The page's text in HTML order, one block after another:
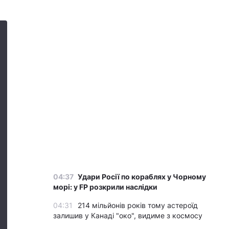
04:37 Удари Росії по кораблях у Чорному
морі: у FP розкрили наслідки
04:31
214 мільйонів років тому астероїд
залишив у Канаді "око", видиме з космосу